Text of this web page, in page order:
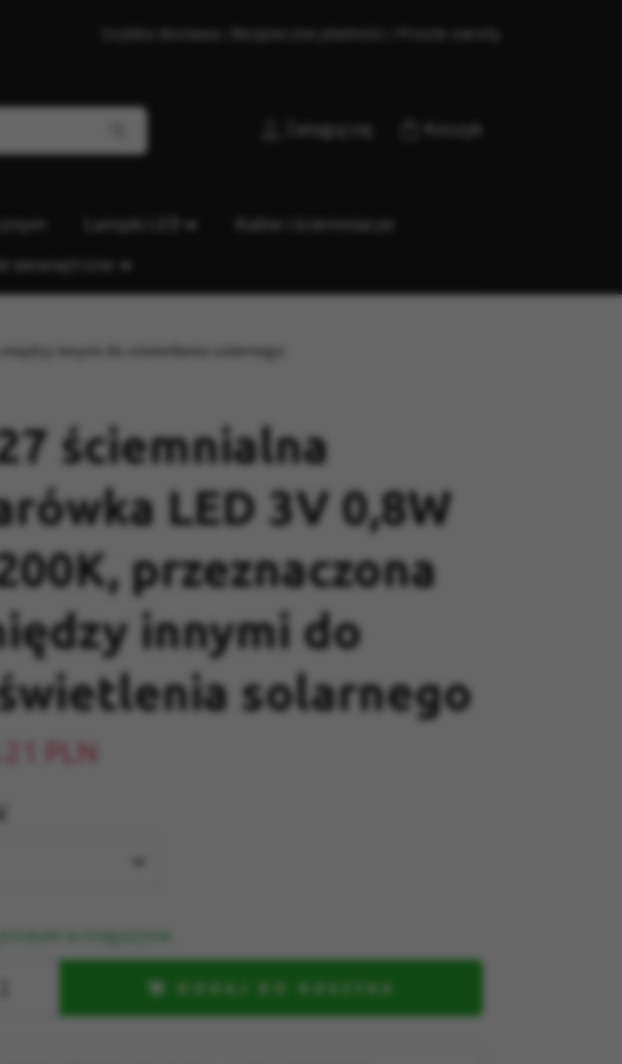
Szybka dostawa / Bezpieczne płatności / Proste zwroty
Zaloguj się Koszyk
Lampki LED
Kable i ściemniacze
wewnętrzne
innymi do oświetlenia solarnego
ściemnialna
LED 3V 0,8W
przeznaczona
innymi do
solarnego
produkt w magazynie
DODAJ DO KOSZYKA